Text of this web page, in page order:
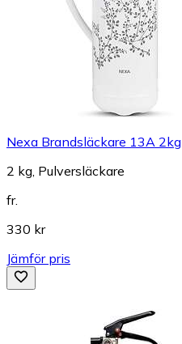
Nexa Brandsläckare 13A 2kg
2 kg, Pulversläckare
fr.
330 kr
Jämför pris